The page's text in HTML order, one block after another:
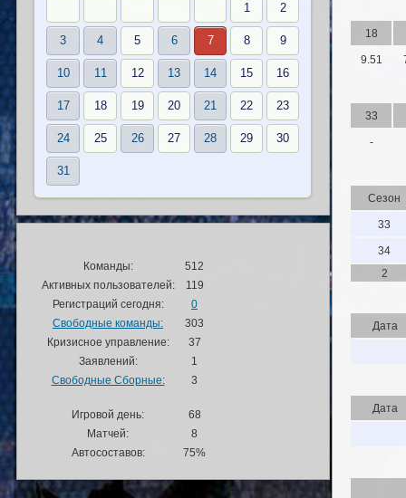
18
9.51
33
-
Сезон
33
34
2
Дата
Дата
1 2
3 4 5 6 7 8 9
10 11 12 13 14 15 16
17 18 19 20 21 22 23
24 25 26 27 28 29 30
31
Команды:
512
Активных пользователей:
119
Регистраций сегодня:
0
Свободные команды:
303
Кризисное управление:
37
Заявлений:
1
Свободные Сборные:
3
Игровой день:
68
Матчей:
8
Автосоставов:
75%